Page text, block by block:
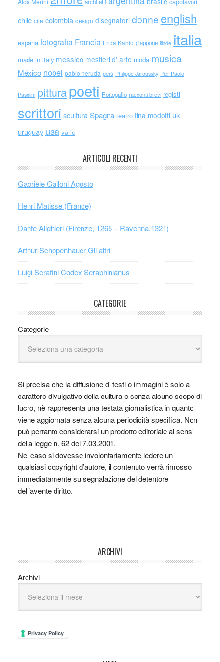
Alda Merini architetti
chile cile colombia design disegnatori donne english
espana fotografia Francia Frida Kahlo giappone iliade italia
made in italy messico mestieri d' arte moda musica
México nobel pablo neruda perù Philippe Jaroussky Pier Paolo
Pasolini pitturapoeti Portogallo racconti brevi registi
scrittori scultura Spagna teatro tina modotti uk
uruguay usa varie
ARTICOLI RECENTI
Gabriele Galloni Agosto
Henri Matisse (France)
Dante Alighieri (Firenze, 1265 – Ravenna,1321)
Arthur Schopenhauer Gli altri
Luigi Serafini Codex Seraphinianus
CATEGORIE
Categorie
Si precisa che la diffusione di testi o immagini è solo a
carattere divulgativo della cultura e senza alcuno scopo di
lucro, nè rappresenta una testata giornalistica in quanto
viene aggiornata senza alcuna periodicità specifica. Non
può pertanto considerarsi un prodotto editoriale ai sensi
della legge n. 62 del 7.03.2001.
Nel caso si dovesse involontariamente ledere un
qualsiasi copyright d’autore, il contenuto verrà rimosso
immediatamente su segnalazione del detentore
dell’avente diritto.
ARCHIVI
Archivi